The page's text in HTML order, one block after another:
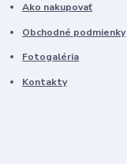
Ako nakupovať
Obchodné podmienky
Fotogaléria
Kontakty